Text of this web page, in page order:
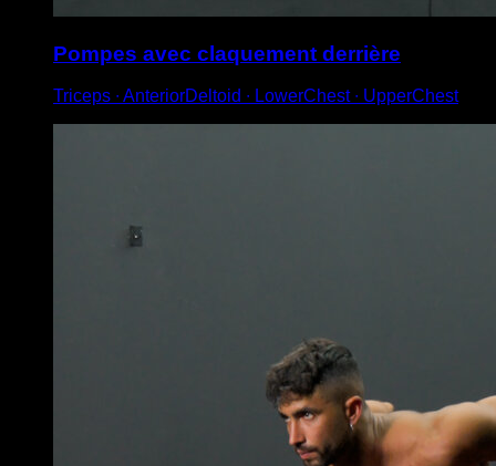
Pompes avec claquement derrière
Triceps ∙ AnteriorDeltoid ∙ LowerChest ∙ UpperChest